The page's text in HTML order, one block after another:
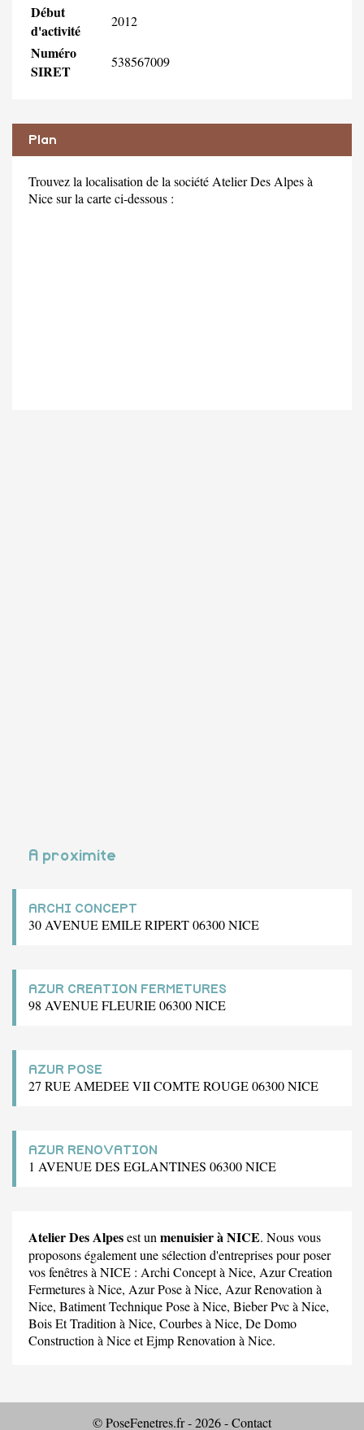
Début
d'activité
2012
Numéro
SIRET
538567009
Plan
Trouvez la localisation de la société Atelier Des Alpes à
Nice sur la carte ci-dessous :
A proximite
ARCHI CONCEPT
30 AVENUE EMILE RIPERT 06300 NICE
AZUR CREATION FERMETURES
98 AVENUE FLEURIE 06300 NICE
AZUR POSE
27 RUE AMEDEE VII COMTE ROUGE 06300 NICE
AZUR RENOVATION
1 AVENUE DES EGLANTINES 06300 NICE
Atelier Des Alpesest un menuisier à NICE. Nous vous
proposons également une sélection d'entreprises pour poser
vos fenêtres à NICE : Archi Conceptà Nice, Azur Creation
Fermeturesà Nice, Azur Poseà Nice, Azur Renovation à
Nice, Batiment Technique Poseà Nice, Bieber Pvcà Nice,
Bois Et Tradition à Nice, Courbesà Nice, De Domo
Construction à Nice etEjmp Renovation à Nice.
© PoseFenetres.fr - 2026 -Contact